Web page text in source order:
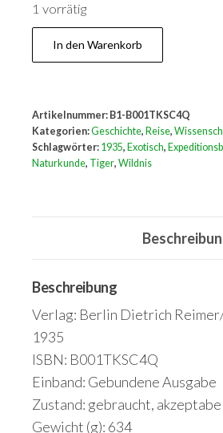
1 vorrätig
Tiger
und
In den Warenkorb
Artikelnummer: B1-B001TKSC4Q
Kategorien:Geschichte, Reise,
Schlagwörter: 1935, Exotisch,
Naturkunde, Tiger, Wildnis
Beschreibung
Verlag: Berlin Dietrich
1935
ISBN: B001TKSC4Q
Einband: Gebundene Ausgabe
Zustand: gebraucht, akzeptabel
Gewicht (g): 634